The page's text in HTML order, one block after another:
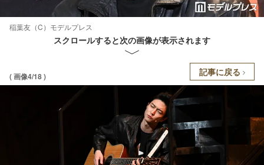
稲葉友（C）モデルプレス
スクロールすると次の画像が表示されます
( 画像4/18 ) 記事に戻る